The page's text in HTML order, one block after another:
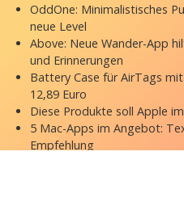
OddOne: Minimalistisches
neue Level
Above: Neue Wander-App
und Erinnerungen
Battery Case für AirTags
12,89 Euro
Diese Produkte soll Apple
5 Mac-Apps im Angebot:
Empfehlung